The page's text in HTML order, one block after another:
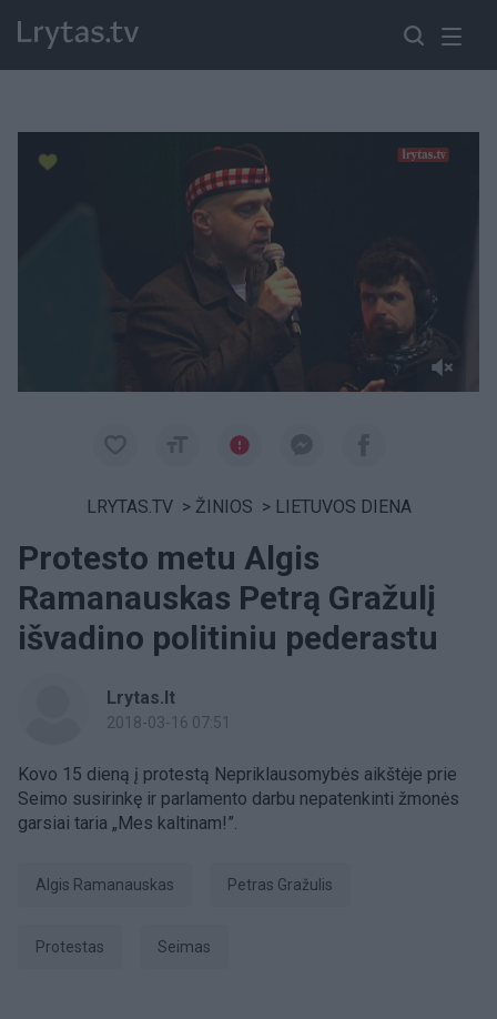
LRYTAS.TV > ŽINIOS > LIETUVOS DIENA
Protesto metu Algis
Ramanauskas Petrą Gražulį
išvadino politiniu pederastu
Lrytas.lt
2018-03-16 07:51
Kovo 15 dieną į protestą Nepriklausomybės aikštėje prie
Seimo susirinkę ir parlamento darbu nepatenkinti žmonės
garsiai taria „Mes kaltinam!”.
Algis Ramanauskas Petras Gražulis
Protestas Seimas